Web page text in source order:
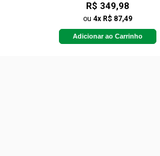
R$ 349,98
ou 4x R$ 87,49
Adicionar ao Carrinho